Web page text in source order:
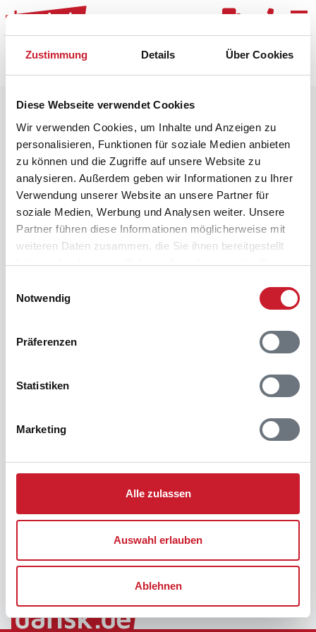
Zustimmung Details Über Cookies
Diese Webseite verwendet Cookies
Wir verwenden Cookies, um Inhalte und Anzeigen zu
personalisieren, Funktionen für soziale Medien anbieten
zu können und die Zugriffe auf unsere Website zu
analysieren. Außerdem geben wir Informationen zu Ihrer
Verwendung unserer Website an unsere Partner für
soziale Medien, Werbung und Analysen weiter. Unsere
Partner führen diese Informationen möglicherweise mit
weiteren Daten zusammen, die Sie ihnen bereitgestellt
haben oder die sie im Rahmen Ihrer Nutzung der Dienste
Notwendig
Präferenzen
Statistiken
Marketing
Alle zulassen
Auswahl erlauben
Ablehnen
Filter Raster